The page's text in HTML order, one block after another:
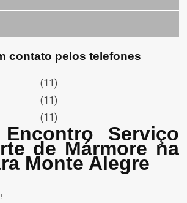
contato pelos telefones
(11)
(11)
(11)
Serviço
de Mármore na
Monte Alegre